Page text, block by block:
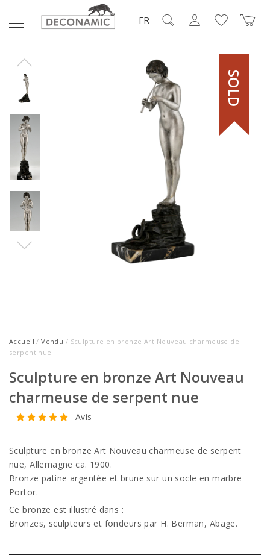
FR
SOLD
Accueil /Vendu / Sculpture en bronze Art Nouveau charmeuse de
serpent nue
Sculpture en bronze Art Nouveau
charmeuse de serpent nue
Avis
Sculpture en bronze Art Nouveau charmeuse de serpent
nue, Allemagne ca. 1900.
Bronze patine argentée et brune sur un socle en marbre
Portor.
Ce bronze est illustré dans :
Bronzes, sculpteurs et fondeurs par H. Berman, Abage.